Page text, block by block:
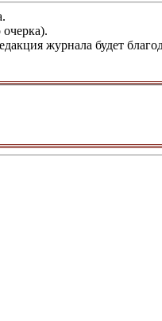
журнала будет